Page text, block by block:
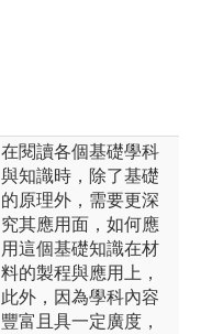
在閱讀各個基礎學科
與知識時，除了基礎
的原理外，需要更深
究其應用面，如何應
用這個基礎知識在材
料的製程與應用上，
此外，因為學科內容
豐富且具一定廣度，